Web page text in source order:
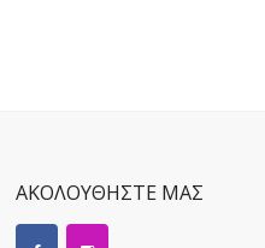
ΑΚΟΛΟΥΘΗΣΤΕ ΜΑΣ